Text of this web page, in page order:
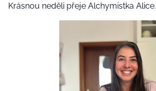
Krásnou neděli přeje Alchymistka Alice.